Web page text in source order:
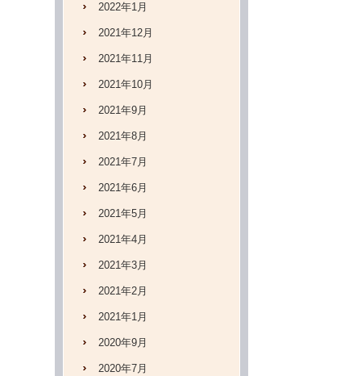
2022年1月
2021年12月
2021年11月
2021年10月
2021年9月
2021年8月
2021年7月
2021年6月
2021年5月
2021年4月
2021年3月
2021年2月
2021年1月
2020年9月
2020年7月